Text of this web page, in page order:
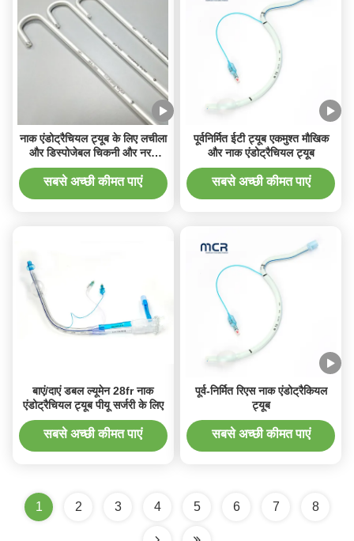
नाक एंडोट्रैचियल ट्यूब के लिए लचीला
और डिस्पोजेबल चिकनी और नरम
एल्यूमीनियम स्टिलेट
सबसे अच्छी कीमत पाएं
पूर्वनिर्मित ईटी ट्यूब एकमुश्त मौखिक
और नाक एंडोट्रैचियल ट्यूब
सबसे अच्छी कीमत पाएं
बाएं/दाएं डबल ल्यूमेन 28fr नाक
एंडोट्रैचियल ट्यूब पीयू सर्जरी के लिए
सबसे अच्छी कीमत पाएं
पूर्व-निर्मित रिएस नाक एंडोट्रैकियल
ट्यूब
सबसे अच्छी कीमत पाएं
1 2 3 4 5 6 7 8